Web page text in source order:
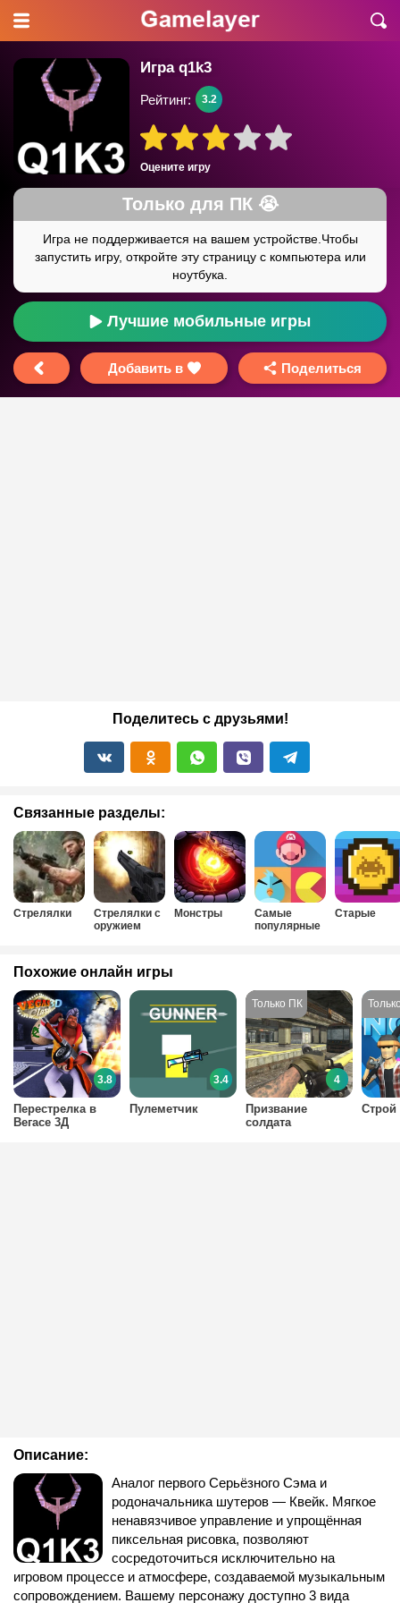
Игра q1k3
Оцените игру
Рейтинг: 3.2
Лучшие мобильные игры
Добавить в Поделиться
Поделитесь с друзьями!
Связанные разделы:
Стрелялки
Стрелялки с
оружием
Монстры
Самые
популярные
Старые
Описание:
Аналог первого Серьёзного Сэма и
родоначальника шутеров — Квейк. Мягкое
ненавязчивое управление и упрощённая
пиксельная рисовка, позволяют
сосредоточиться исключительно на
игровом процессе и атмосфере, создаваемой музыкальным
сопровождением. Вашему персонажу доступно 3 вида
Похожие онлайн игры
Призвание
солдата
4
Перестрелка в
Вегасе 3Д
3.8
Строй
Пулеметчик
3.4